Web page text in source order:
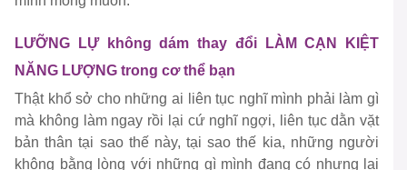
LƯỠNG LỰ không dám thay đổi LÀM CẠN KIỆT
NĂNG LƯỢNG trong cơ thể bạn
Thật khổ sở cho những ai liên tục nghĩ mình phải làm gì
mà không làm ngay rồi lại cứ nghĩ ngợi, liên tục dằn vặt
bản thân tại sao thế này, tại sao thế kia, những người
không bằng lòng với những gì mình đang có nhưng lại